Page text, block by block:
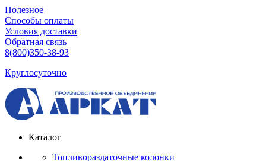
Полезное
Способы оплаты
Условия доставки
Обратная связь
8(800)350-38-93
Круглосуточно
Каталог
Топливораздаточные колонки